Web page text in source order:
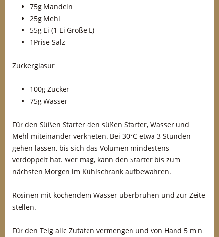
75g Mandeln
25g Mehl
55g Ei (1 Ei Größe L)
1Prise Salz
Zuckerglasur
100g Zucker
75g Wasser
Für den Süßen Starter den süßen Starter, Wasser und
Mehl miteinander verkneten. Bei 30°C etwa 3 Stunden
gehen lassen, bis sich das Volumen mindestens
verdoppelt hat. Wer mag, kann den Starter bis zum
nächsten Morgen im Kühlschrank aufbewahren.
Rosinen mit kochendem Wasser überbrühen und zur Zeite
stellen.
Für den Teig alle Zutaten vermengen und von Hand 5 min